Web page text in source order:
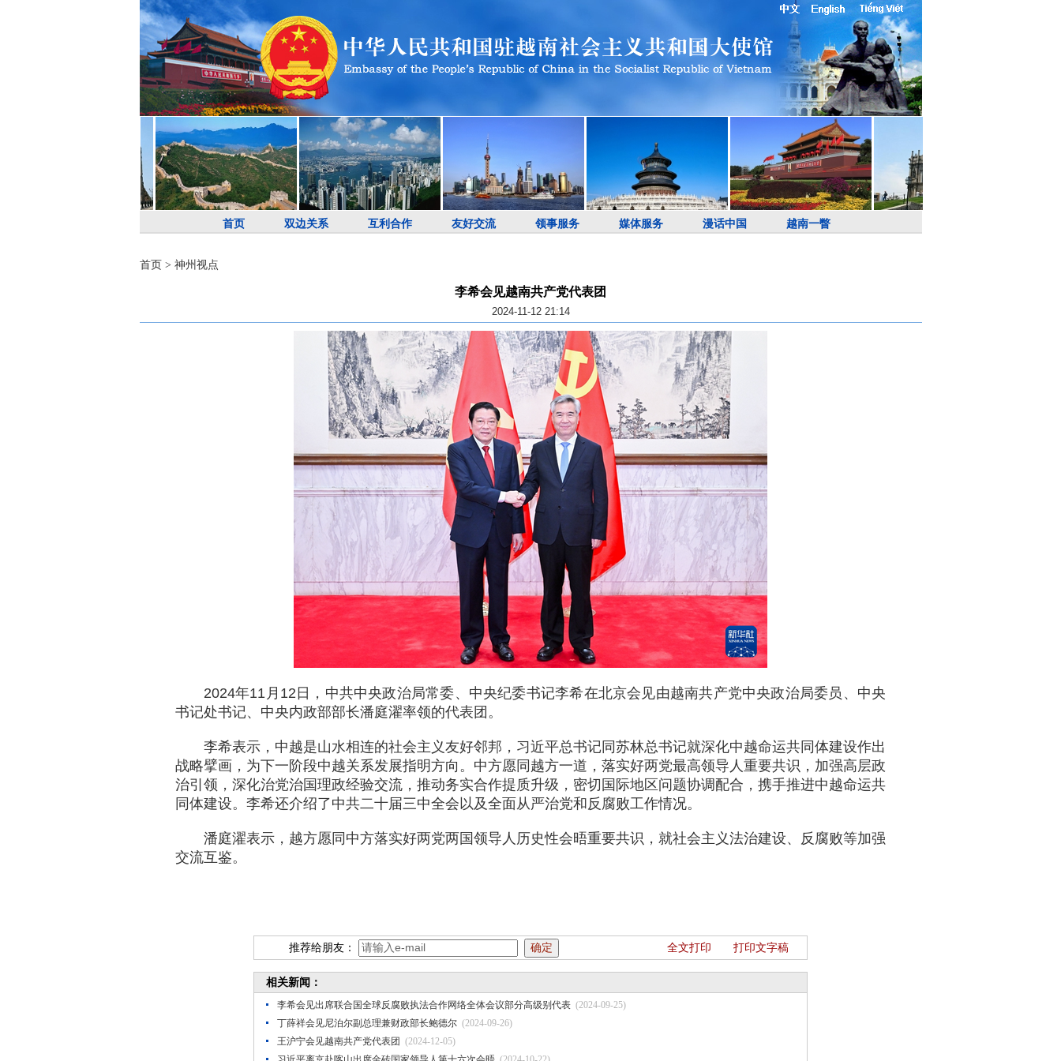
首页 双边关系 互利合作 友好交流 领事服务 媒体服务 漫话中国 越南一瞥
首页 > 神州视点
李希会见越南共产党代表团
2024-11-12 21:14
2024年11月12日，中共中央政治局常委、中央纪委书记李希在北京会见由越南共产党中央政治局委员、中央
书记处书记、中央内政部部长潘庭濯率领的代表团。
李希表示，中越是山水相连的社会主义友好邻邦，习近平总书记同苏林总书记就深化中越命运共同体建设作出
战略擘画，为下一阶段中越关系发展指明方向。中方愿同越方一道，落实好两党最高领导人重要共识，加强高层政
治引领，深化治党治国理政经验交流，推动务实合作提质升级，密切国际地区问题协调配合，携手推进中越命运共
同体建设。李希还介绍了中共二十届三中全会以及全面从严治党和反腐败工作情况。
潘庭濯表示，越方愿同中方落实好两党两国领导人历史性会晤重要共识，就社会主义法治建设、反腐败等加强
交流互鉴。
推荐给朋友： 全文打印 打印文字稿
相关新闻：
李希会见出席联合国全球反腐败执法合作网络全体会议部分高级别代表 (2024-09-25)
丁薛祥会见尼泊尔副总理兼财政部长鲍德尔 (2024-09-26)
王沪宁会见越南共产党代表团 (2024-12-05)